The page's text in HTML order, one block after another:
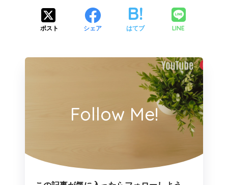
ポスト シェア はてブ LINE
Follow Me!